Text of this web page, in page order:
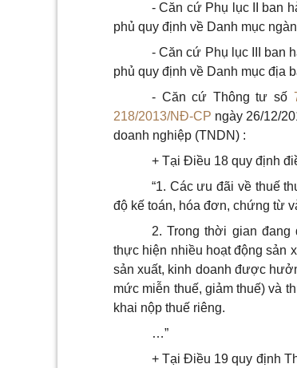
- Căn cứ Phụ lục II ban
phủ quy định về Danh mục
- Căn cứ Phụ lục III ban
phủ quy định về Danh mục địa
- Căn cứ Thông tư số
218/2013/NĐ-CP ngày 26/12/
doanh nghiệp (TNDN) :
+ Tại Điều 18 quy định
“1. Các ưu đãi về thuế
độ kế toán, hóa đơn, chứng từ
2. Trong thời gian
thực hiện nhiều hoạt động sản
sản xuất, kinh doanh được
mức miễn thuế, giảm thuế) và
khai nộp thuế riêng.
…”
+ Tại Điều 19 quy định